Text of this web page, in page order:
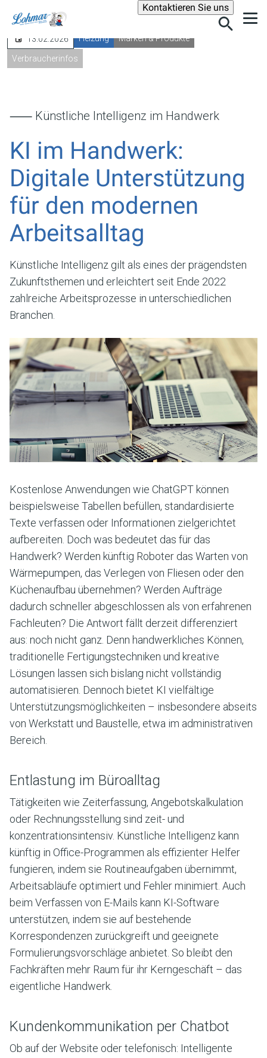
Kontaktieren Sie unsSuche
13.02.2026 Heizung Marken & Produkte
Verbraucherinfos
⸺ Künstliche Intelligenz im Handwerk
KI im Handwerk:
Digitale Unterstützung
für den modernen
Arbeitsalltag
Künstliche Intelligenz gilt als eines der prägendsten
Zukunftsthemen und erleichtert seit Ende 2022
zahlreiche Arbeitsprozesse in unterschiedlichen
Branchen.
Kostenlose Anwendungen wie ChatGPT können
beispielsweise Tabellen befüllen, standardisierte
Texte verfassen oder Informationen zielgerichtet
aufbereiten. Doch was bedeutet das für das
Handwerk? Werden künftig Roboter das Warten von
Wärmepumpen, das Verlegen von Fliesen oder den
Küchenaufbau übernehmen? Werden Aufträge
dadurch schneller abgeschlossen als von erfahrenen
Fachleuten? Die Antwort fällt derzeit differenziert
aus: noch nicht ganz. Denn handwerkliches Können,
traditionelle Fertigungstechniken und kreative
Lösungen lassen sich bislang nicht vollständig
automatisieren. Dennoch bietet KI vielfältige
Unterstützungsmöglichkeiten – insbesondere abseits
von Werkstatt und Baustelle, etwa im administrativen
Bereich.
Entlastung im Büroalltag
Tätigkeiten wie Zeiterfassung, Angebotskalkulation
oder Rechnungsstellung sind zeit- und
konzentrationsintensiv. Künstliche Intelligenz kann
künftig in Office-Programmen als effizienter Helfer
fungieren, indem sie Routineaufgaben übernimmt,
Arbeitsabläufe optimiert und Fehler minimiert. Auch
beim Verfassen von E-Mails kann KI-Software
unterstützen, indem sie auf bestehende
Korrespondenzen zurückgreift und geeignete
Formulierungsvorschläge anbietet. So bleibt den
Fachkräften mehr Raum für ihr Kerngeschäft – das
eigentliche Handwerk.
Kundenkommunikation per Chatbot
Ob auf der Website oder telefonisch: Intelligente